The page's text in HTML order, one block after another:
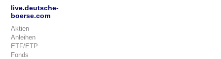
live.deutsche-
boerse.com
Aktien
Anleihen
ETF/ETP
Fonds